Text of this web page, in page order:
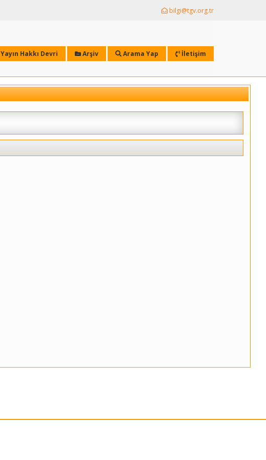
bilgi@tgv.org.tr
Yayın Hakkı Devri Arşiv Arama Yap İletişim